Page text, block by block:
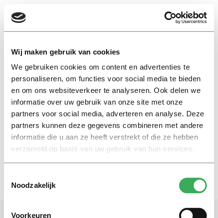
Wij maken gebruik van cookies
We gebruiken cookies om content en advertenties te
personaliseren, om functies voor social media te bieden
en om ons websiteverkeer te analyseren. Ook delen we
informatie over uw gebruik van onze site met onze
partners voor social media, adverteren en analyse. Deze
partners kunnen deze gegevens combineren met andere
informatie die u aan ze heeft verstrekt of die ze hebben
verzameld op basis van uw gebruik van hun services.
Noodzakelijk
Voorkeuren
EN
telefonisch
Nieuws
Telefoonproblemen op de
campus
09 april 2019